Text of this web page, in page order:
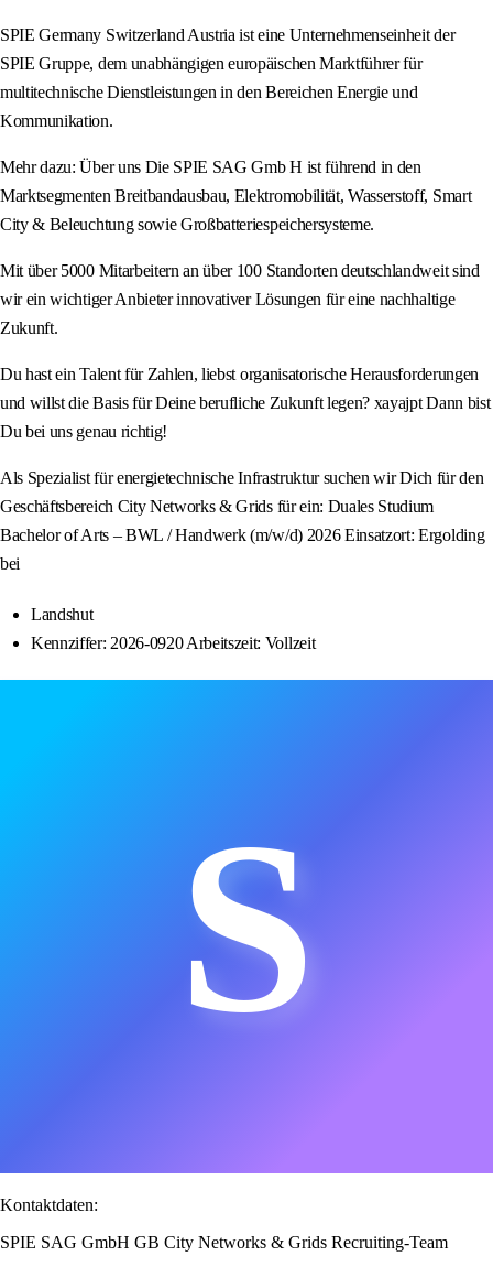
SPIE Germany Switzerland Austria ist eine Unternehmenseinheit der
SPIE Gruppe, dem unabhängigen europäischen Marktführer für
multitechnische Dienstleistungen in den Bereichen Energie und
Kommunikation.
Mehr dazu: Über uns Die SPIE SAG Gmb H ist führend in den
Marktsegmenten Breitbandausbau, Elektromobilität, Wasserstoff, Smart
City & Beleuchtung sowie Großbatteriespeichersysteme.
Mit über 5000 Mitarbeitern an über 100 Standorten deutschlandweit sind
wir ein wichtiger Anbieter innovativer Lösungen für eine nachhaltige
Zukunft.
Du hast ein Talent für Zahlen, liebst organisatorische Herausforderungen
und willst die Basis für Deine berufliche Zukunft legen? xayajpt Dann bist
Du bei uns genau richtig!
Als Spezialist für energietechnische Infrastruktur suchen wir Dich für den
Geschäftsbereich City Networks & Grids für ein: Duales Studium
Bachelor of Arts – BWL / Handwerk (m/w/d) 2026 Einsatzort: Ergolding
bei
Landshut
Kennziffer: 2026-0920 Arbeitszeit: Vollzeit
S
Kontaktdaten:
SPIE SAG GmbH GB City Networks & Grids Recruiting-Team